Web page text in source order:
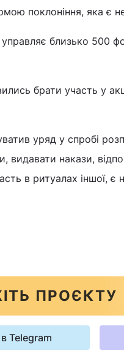
поклоніння, яка є
управляє близько 500
брати участь у
уряд у спробі
видавати накази,
в ритуалах іншої,
ПРОЄКТУ
Telegram